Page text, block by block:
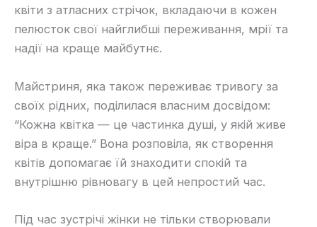
квіти з атласних стрічок, вкладаючи в кожен
пелюсток свої найглибші переживання, мрії та
надії на краще майбутнє.
Майстриня, яка також переживає тривогу за
своїх рідних, поділилася власним досвідом:
“Кожна квітка — це частинка душі, у якій живе
віра в краще.” Вона розповіла, як створення
квітів допомагає їй знаходити спокій та
внутрішню рівновагу в цей непростий час.
Під час зустрічі жінки не тільки створювали